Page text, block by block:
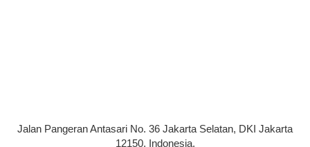
Jalan Pangeran Antasari No. 36 Jakarta Selatan, DKI Jakarta
12150, Indonesia.